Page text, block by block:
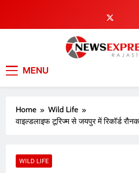
content
MENU
Home
Wild Life
वाइल्डलाइफ टूरिज्म से जयपुर में रिकॉर्ड रौनक
WILD LIFE